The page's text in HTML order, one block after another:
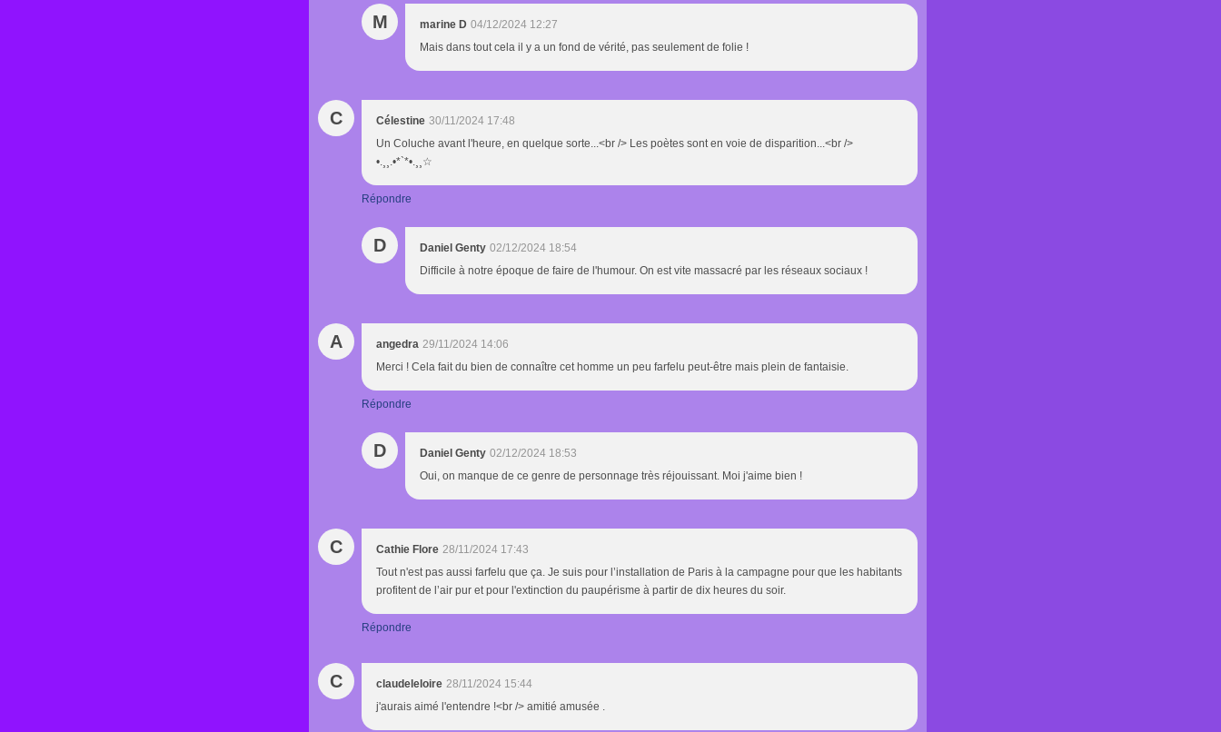
M marine D 04/12/2024 12:27
Mais dans tout cela il y a un fond de vérité, pas seulement de folie !
C Célestine 30/11/2024 17:48
Un Coluche avant l'heure, en quelque sorte...<br /> Les poètes sont en voie de disparition...<br />
•.¸¸.•*`*•.¸¸☆
Répondre
D Daniel Genty 02/12/2024 18:54
Difficile à notre époque de faire de l'humour. On est vite massacré par les réseaux sociaux !
A angedra 29/11/2024 14:06
Merci ! Cela fait du bien de connaître cet homme un peu farfelu peut-être mais plein de fantaisie.
Répondre
D Daniel Genty 02/12/2024 18:53
Oui, on manque de ce genre de personnage très réjouissant. Moi j'aime bien !
C Cathie Flore 28/11/2024 17:43
Tout n'est pas aussi farfelu que ça. Je suis pour l’installation de Paris à la campagne pour que les habitants
profitent de l’air pur et pour l'extinction du paupérisme à partir de dix heures du soir.
Répondre
C claudeleloire 28/11/2024 15:44
j'aurais aimé l'entendre !<br /> amitié amusée .